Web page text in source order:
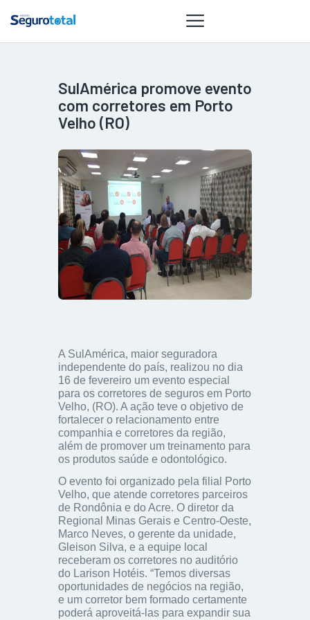
NOTÍCIAS
REVISTA
GAIVOTA DE
OURO
ST SUMMIT
MULHERES
GESTORAS
HOMEST
HOME
SulAmérica promove evento
com corretores em Porto
Velho (RO)
A SulAmérica, maior seguradora
independente do país, realizou no dia
16 de fevereiro um evento especial
para os corretores de seguros em Porto
Velho, (RO). A ação teve o objetivo de
fortalecer o relacionamento entre
companhia e corretores da região,
além de promover um treinamento para
os produtos saúde e odontológico.
O evento foi organizado pela filial Porto
Velho, que atende corretores parceiros
de Rondônia e do Acre. O diretor da
Regional Minas Gerais e Centro-Oeste,
Marco Neves, o gerente da unidade,
Gleison Silva, e a equipe local
receberam os corretores no auditório
do Larison Hotéis. “Temos diversas
oportunidades de negócios na região,
e um corretor bem formado certamente
poderá aproveitá-las para expandir sua